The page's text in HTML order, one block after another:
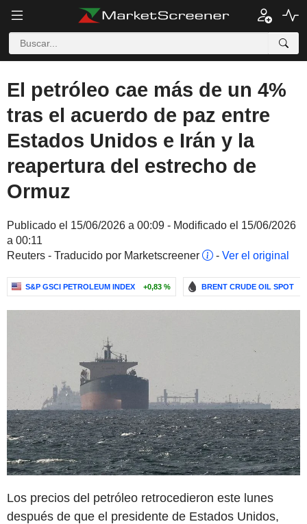
El petróleo cae más de un 4%
tras el acuerdo de paz entre
Estados Unidos e Irán y la
reapertura del estrecho de
Ormuz
Publicado el 15/06/2026 a 00:09 - Modificado el 15/06/2026
a 00:11
Reuters - Traducido por Marketscreener
- Ver el original
S&P GSCI PETROLEUM INDEX +0,83 % BRENT CRUDE OIL SPOT
Los precios del petróleo retrocedieron este lunes
después de que el presidente de Estados Unidos,